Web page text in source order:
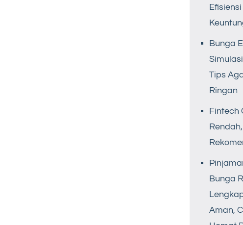
Bunga
Tips
Ringan
Fintech
Bunga
Aman,